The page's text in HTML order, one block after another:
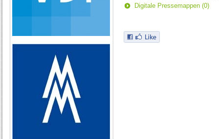
Digitale Pressemappen (0)